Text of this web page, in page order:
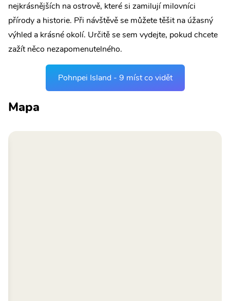
nejkrásnějších na ostrově, které si zamilují milovníci
přírody a historie. Při návštěvě se můžete těšit na úžasný
výhled a krásné okolí. Určitě se sem vydejte, pokud chcete
zažít něco nezapomenutelného.
Pohnpei Island - 9 míst co vidět
Mapa